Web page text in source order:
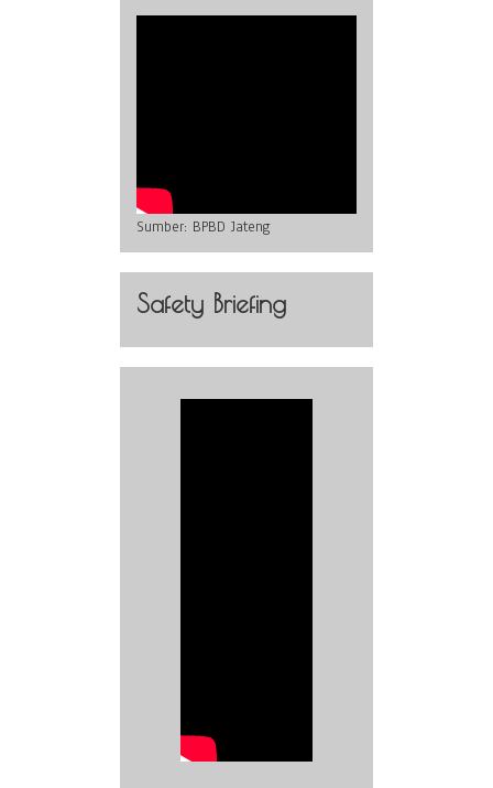
Sumber: BPBD Jateng
Safety Briefing